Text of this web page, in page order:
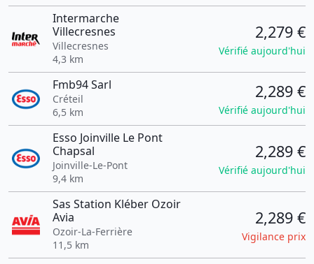
Intermarche
Villecresnes
Villecresnes
4,3 km
2,279 €
Vérifié aujourd'hui
Fmb94 Sarl
Créteil
6,5 km
2,289 €
Vérifié aujourd'hui
Esso Joinville Le Pont
Chapsal
Joinville-Le-Pont
9,4 km
2,289 €
Vérifié aujourd'hui
Sas Station Kléber Ozoir
Avia
Ozoir-La-Ferrière
11,5 km
2,289 €
Vigilance prix